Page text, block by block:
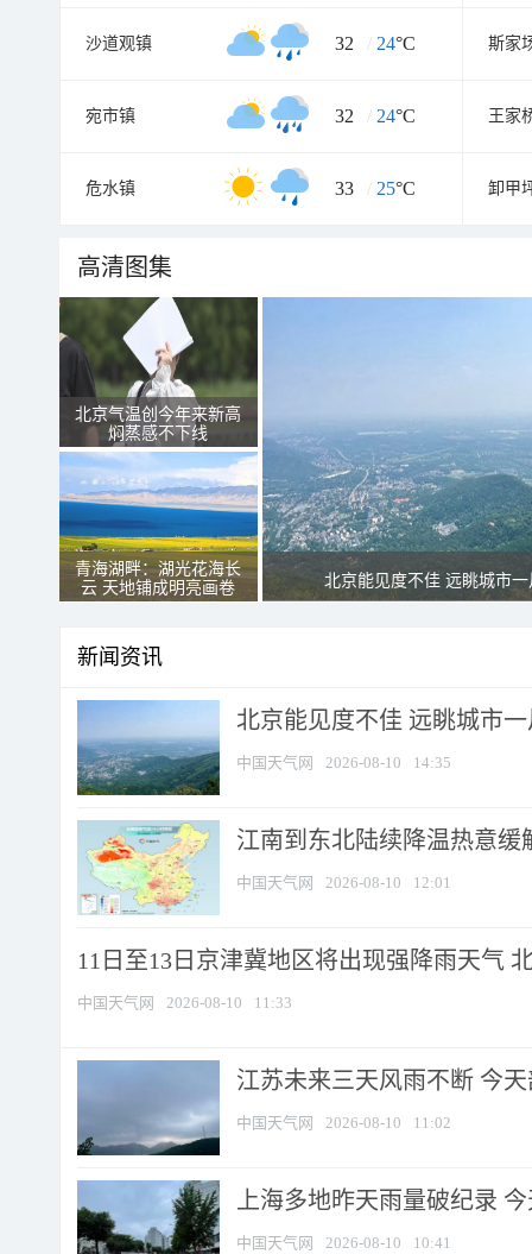
沙道观镇 32 / 24°C 斯家
宛市镇 32 / 24°C 王家
危水镇 33 / 25°C 卸甲
高清图集
北京气温创今年来新高
焖蒸感不下线
青海湖畔：湖光花海长
云 天地铺成明亮画卷
北京能见度不佳 远眺城市
新闻资讯
北京能见度不佳 远眺城市
中国天气网 2026-08-10 14:35
江南到东北陆续降温热意缓
中国天气网 2026-08-10 12:01
11日至13日京津冀地区将出现强降雨天气
中国天气网 2026-08-10 11:33
江苏未来三天风雨不断 今
中国天气网 2026-08-10 11:02
上海多地昨天雨量破纪录
中国天气网 2026-08-10 10:41